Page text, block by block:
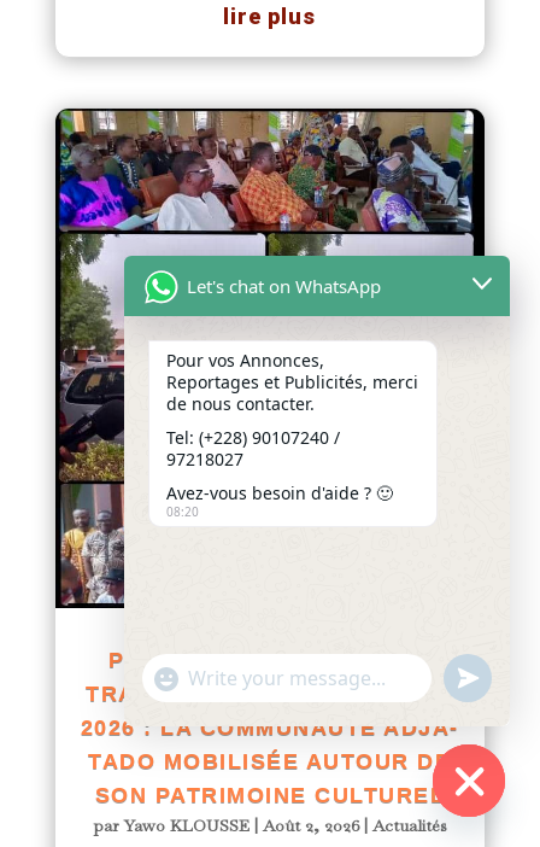
lire plus
PRÉPARATIFS DE LA FÊTE
TRADITIONNELLE TOGBI AGNI
2026 : LA COMMUNAUTÉ ADJA-
TADO MOBILISÉE AUTOUR DE
SON PATRIMOINE CULTUREL
parYawo KLOUSSE|Août 2, 2026|Actualités
Let's chat on WhatsApp
Pour vos Annonces,
Reportages et Publicités, merci
de nous contacter.
Tel: (+228) 90107240 /
97218027
Avez-vous besoin d'aide ? 🙂
08:20
"+chaty_settings.lang.emoji_picker+"
WhatsApp
undefined